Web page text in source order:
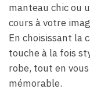
manteau chic ou
cours à votre
En choisissant la
touche à la fois
robe, tout en
mémorable.